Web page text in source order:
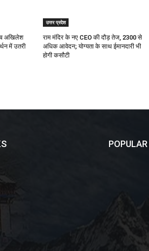
अखिलेश
में उतरी
उत्तर प्रदेश
राम मंदिर के नए CEO की दौड़ तेज, 2300 से
अधिक आवेदन; योग्यता के साथ ईमानदारी भी
होगी कसौटी